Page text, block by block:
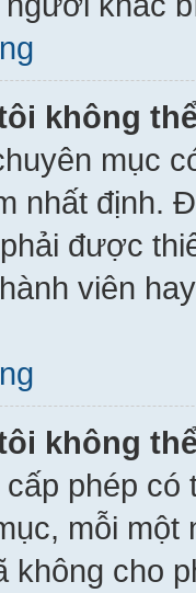
không
mục
nhất định.
được
viên
không
cấp phép
mỗi một
không cho